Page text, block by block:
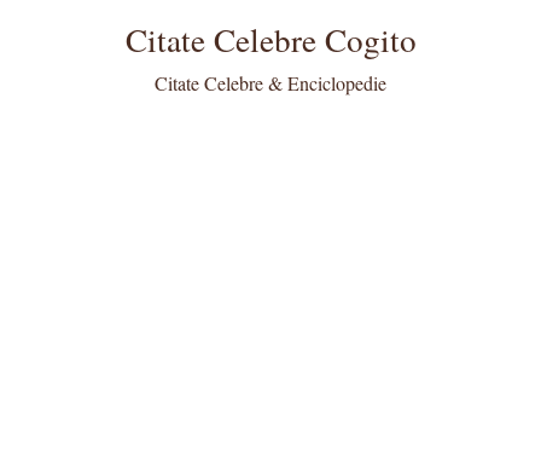
Citate Celebre Cogito
Citate Celebre & Enciclopedie